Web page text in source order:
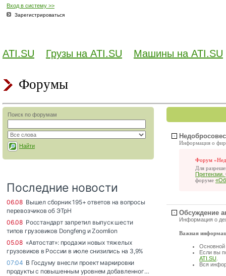
Вход в систему >>
Зарегистрироваться
ATI.SU Грузы на ATI.SU Машины на ATI.SU
Форумы
Поиск по форумам
Найти Информация о
Форум
Для
Претензии.
форуме
Обсуждение
Информация о
Важная
Основной
Если вы
ATI.SU
Вся